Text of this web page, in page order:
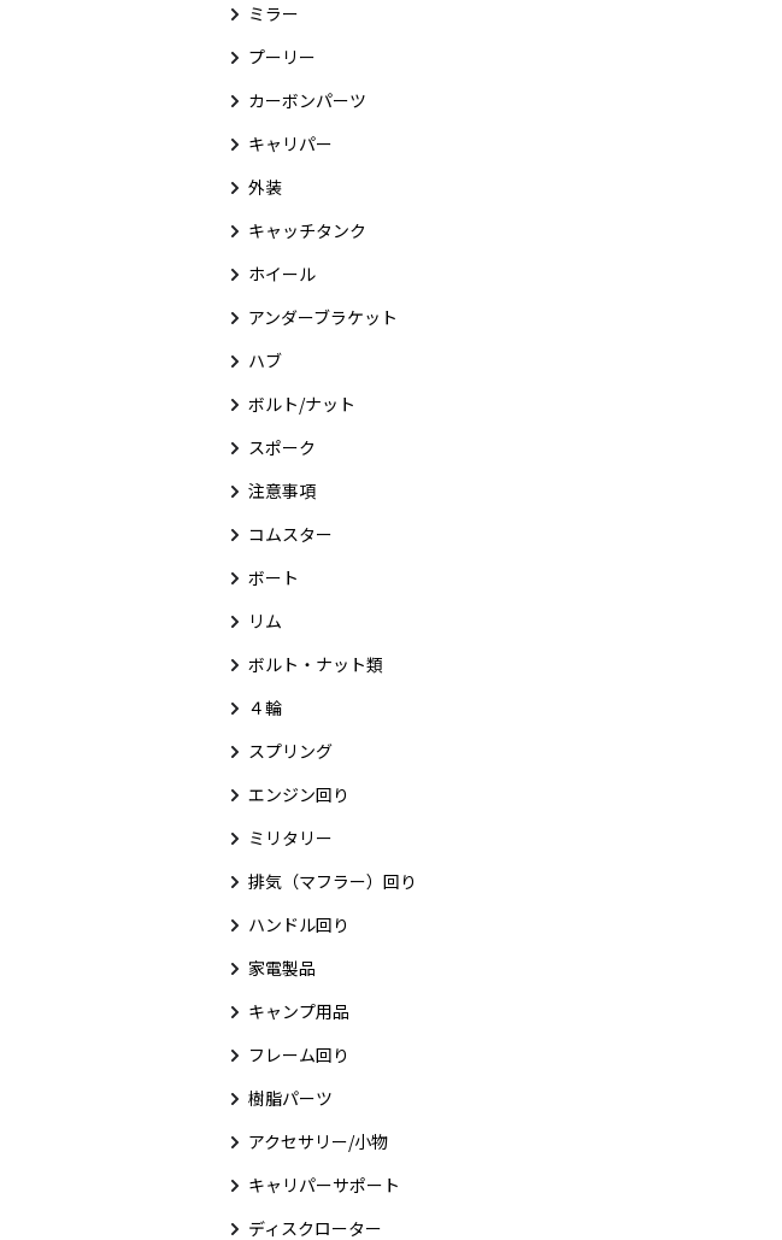
ミラー
プーリー
カーボンパーツ
キャリパー
外装
キャッチタンク
ホイール
アンダーブラケット
ハブ
ボルト/ナット
スポーク
注意事項
コムスター
ボート
リム
ボルト・ナット類
４輪
スプリング
エンジン回り
ミリタリー
排気（マフラー）回り
ハンドル回り
家電製品
キャンプ用品
フレーム回り
樹脂パーツ
アクセサリー/小物
キャリパーサポート
ディスクローター